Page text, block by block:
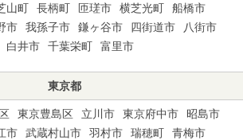
山町 長柄町 匝瑳市 横芝光町
船橋市
市 我孫子市 鎌ヶ谷市 四街道市
八街市
白井市 千葉栄町 富里市
東京都
東京豊島区 立川市 東京府中市
昭島市
市 武蔵村山市 羽村市 瑞穂町
青梅市